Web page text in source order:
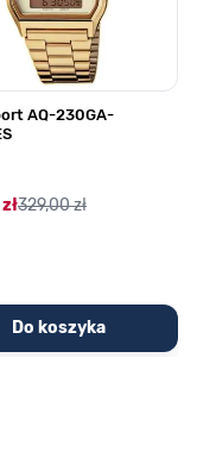
AQ-230GA-
329,00 zł
Do koszyka